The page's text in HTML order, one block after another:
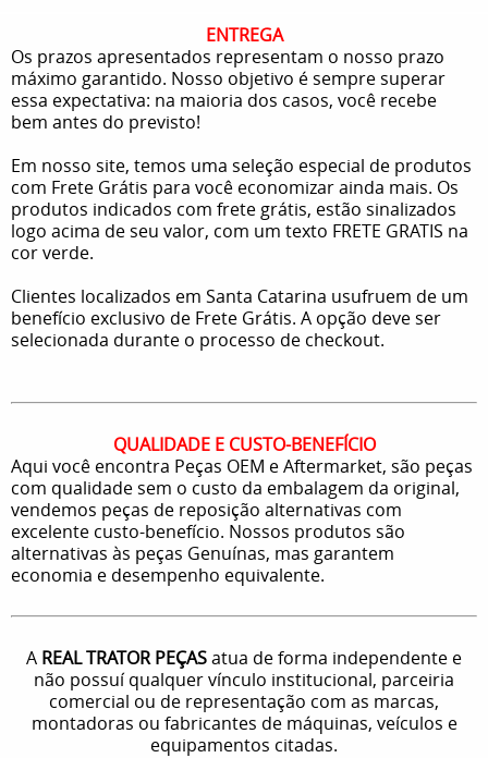
ENTREGA
Os prazos apresentados representam o nosso prazo
máximo garantido. Nosso objetivo é sempre superar
essa expectativa: na maioria dos casos, você recebe
bem antes do previsto!
Em nosso site, temos uma seleção especial de produtos
com Frete Grátis para você economizar ainda mais. Os
produtos indicados com frete grátis, estão sinalizados
logo acima de seu valor, com um texto FRETE GRATIS na
cor verde.
Clientes localizados em Santa Catarina usufruem de um
benefício exclusivo de Frete Grátis. A opção deve ser
selecionada durante o processo de checkout.
QUALIDADE E CUSTO-BENEFÍCIO
Aqui você encontra Peças OEM e Aftermarket, são peças
com qualidade sem o custo da embalagem da original,
vendemos peças de reposição alternativas com
excelente custo-benefício. Nossos produtos são
alternativas às peças Genuínas, mas garantem
economia e desempenho equivalente.
A REAL TRATOR PEÇASatua de forma independente e
não possuí qualquer vínculo institucional, parceiria
comercial ou de representação com as marcas,
montadoras ou fabricantes de máquinas, veículos e
equipamentos citadas.